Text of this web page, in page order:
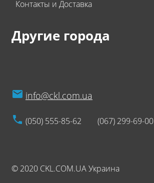
Контакты и Доставка
Другие города
info@ckl.com.ua
(050) 555-85-62 (067) 299-69-00
© 2020 CKL.COM.UA Украина